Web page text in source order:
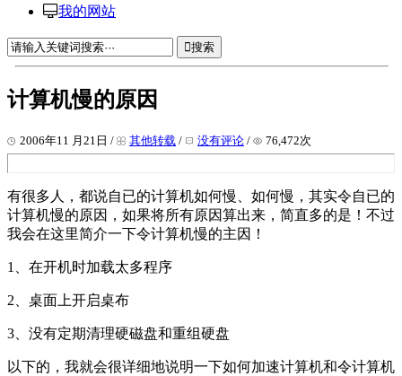
我的网站
搜索
计算机慢的原因
2006年11 月21日 / 其他转载 / 没有评论 / 76,472次
有很多人，都说自已的计算机如何慢、如何慢，其实令自已的
计算机慢的原因，如果将所有原因算出来，简直多的是！不过
我会在这里简介一下令计算机慢的主因！
1、在开机时加载太多程序
2、桌面上开启桌布
3、没有定期清理硬磁盘和重组硬盘
以下的，我就会很详细地说明一下如何加速计算机和令计算机